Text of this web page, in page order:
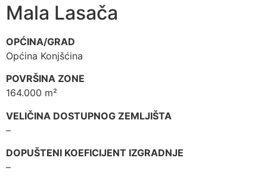
Mala Lasača
OPĆINA/GRAD
Općina Konjšćina
POVRŠINA ZONE
164.000 m²
VELIČINA DOSTUPNOG ZEMLJIŠTA
–
DOPUŠTENI KOEFICIJENT IZGRADNJE
–